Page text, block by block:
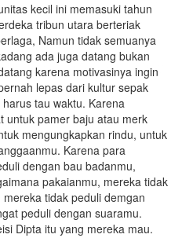
kecil ini memasuki tahun
tribun utara berteriak
Namun tidak semuanya
ada juga datang bukan
karena motivasinya ingin
lepas dari kultur sepak
tau waktu. Karena
untuk pamer baju atau merk
mengungkapkan rindu, untuk
Karena para
dengan bau badanmu,
pakaianmu, mereka tidak
tidak peduli demgan
peduli dengan suaramu.
Dipta itu yang mereka mau.